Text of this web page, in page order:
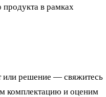
продукта в рамках
или решение — свяжитесь
комплектацию и оценим